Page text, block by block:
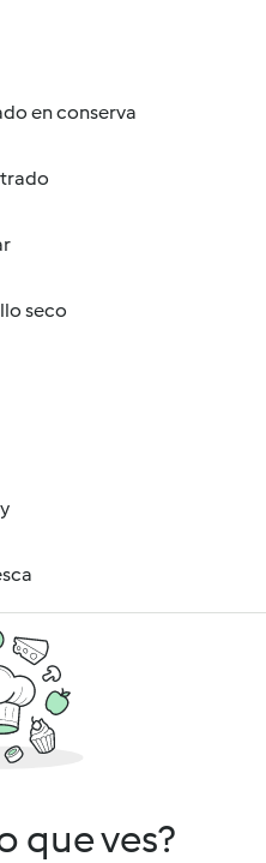
en conserva
seco
que ves?